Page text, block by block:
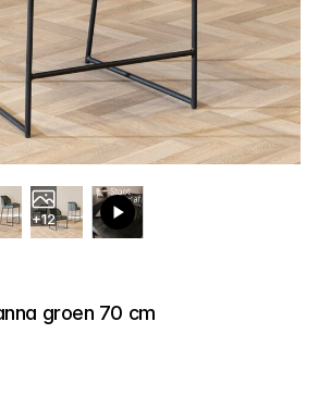
+12
groen 70 cm